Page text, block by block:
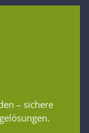
– sichere